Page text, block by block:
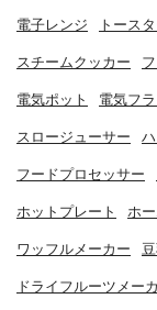
電子レンジ トース
スチームクッカー
電気ポット 電気フ
スロージューサー
フードプロセッサー
ホットプレート ホ
ワッフルメーカー
ドライフルーツメー